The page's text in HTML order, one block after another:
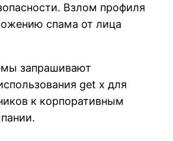
Взлом профиля
спама от лица
запрашивают
get x для
к корпоративным